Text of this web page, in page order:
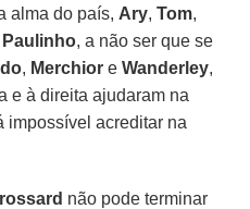
alma do país, Ary,Tom,
Paulinho, a não ser que se
, Merchior eWanderley,
e à direita ajudaram na
impossível acreditar na
não pode terminar